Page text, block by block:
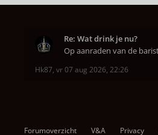
Re: Wat drink je nu?
Hk87, vr 07 aug 2026, 22:26
Forumoverzicht V&A Privacy